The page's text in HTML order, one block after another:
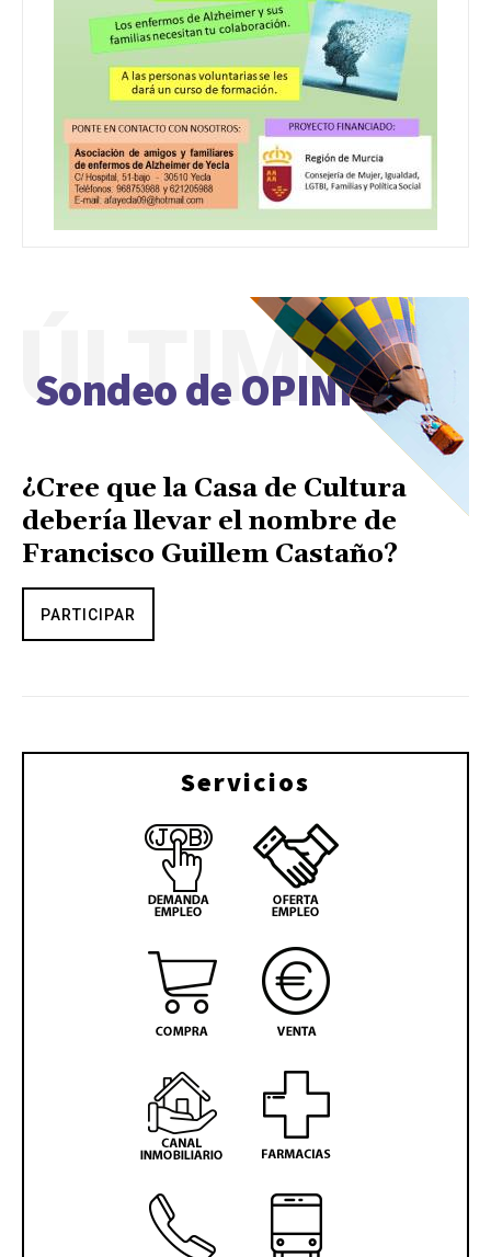
Sondeo de OPINIÓN
ÚLTIMO
¿Cree que la Casa de Cultura
debería llevar el nombre de
Francisco Guillem Castaño?
PARTICIPAR
Servicios